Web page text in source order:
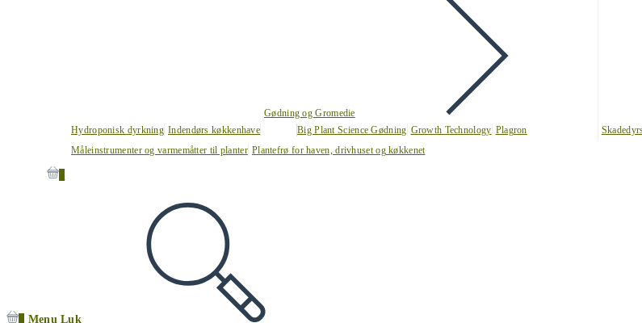
Hydroponisk dyrkning Indendørs køkkenhave
Gødning og Gromedie
Big Plant Science Gødning Growth Technology Plagron
Måleinstrumenter og varmemåtter til planter Plantefrø for haven, drivhuset og køkkenet
Menu Luk